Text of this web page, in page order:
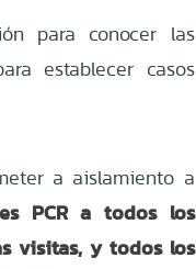
para conocer las
establecer casos
a aislamiento a
PCR a todos los
visitas, y todos los